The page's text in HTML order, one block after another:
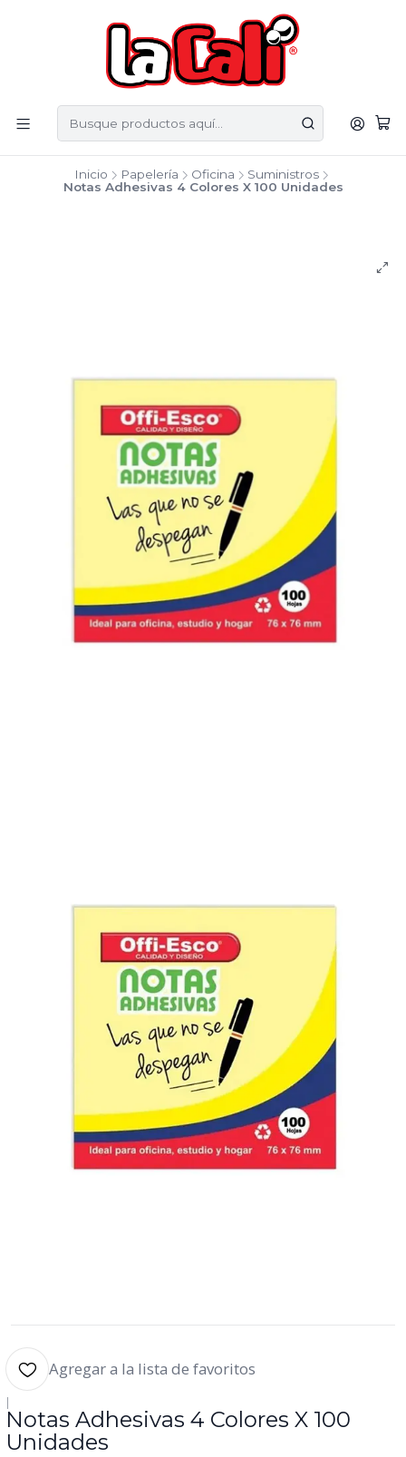
Inicio Papelería Oficina
Suministros
Notas Adhesivas 4 Colores X 100 Unidades
Agregar a la lista de favoritos
|
Notas Adhesivas 4 Colores X 100
Unidades